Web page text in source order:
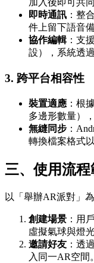
加入後即可共
即時通訊 ：整
件上留下語音
協作編輯：支
設），系統透
3. 跨平台相容性
裝置適應 ：根
多邊形數量）
無縫同步 ：
轉換檔案格式
三、使用流程
以「舉辦AR派對」為
創建場景 ：用
虛擬氣球與燈光
邀請好友 ：透
入同一AR空間。